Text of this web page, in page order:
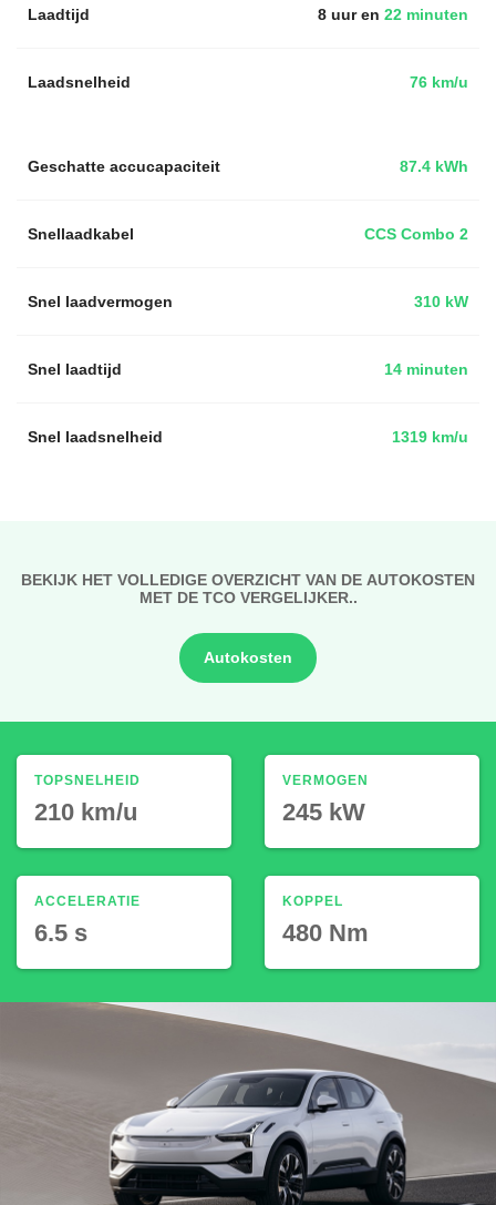
Laadtijd 8 uur en 22 minuten
Laadsnelheid 76 km/u
87.4 kWh
Geschatte accucapaciteit
Snellaadkabel CCS Combo 2
Snel laadvermogen 310 kW
Snel laadtijd 14 minuten
Snel laadsnelheid 1319 km/u
BEKIJK HET VOLLEDIGE OVERZICHT VAN DE AUTOKOSTEN
MET DE TCO VERGELIJKER..
Autokosten
TOPSNELHEID
210 km/u
ACCELERATIE
6.5 s
VERMOGEN
245 kW
KOPPEL
480 Nm